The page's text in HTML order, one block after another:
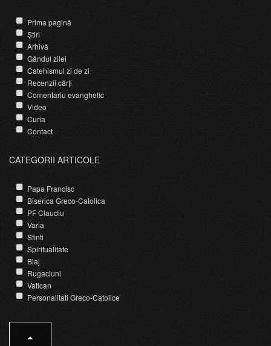
Prima pagină
Știri
Arhivă
Gândul zilei
Catehismul zi de zi
Recenzii cărți
Comentariu evanghelic
Video
Curia
Contact
CATEGORII ARTICOLE
Papa Francisc
Biserica Greco-Catolica
PF Claudiu
Varia
Sfinti
Spiritualitate
Blaj
Rugaciuni
Vatican
Personalitati Greco-Catolice